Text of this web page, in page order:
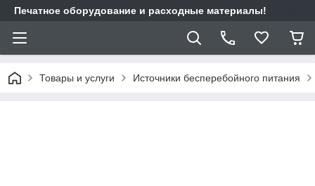
Печатное оборудование и расходные материалы!
Товары и услуги Источники бесперебойного питания